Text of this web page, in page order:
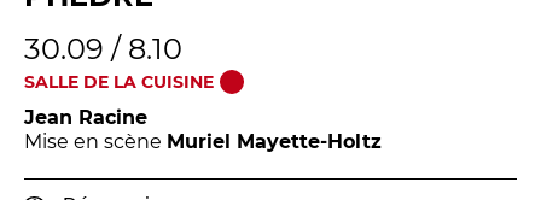
30.09 / 8.10
SALLE DE LA CUISINE
Jean Racine
Mise en scène Muriel Mayette-Holtz